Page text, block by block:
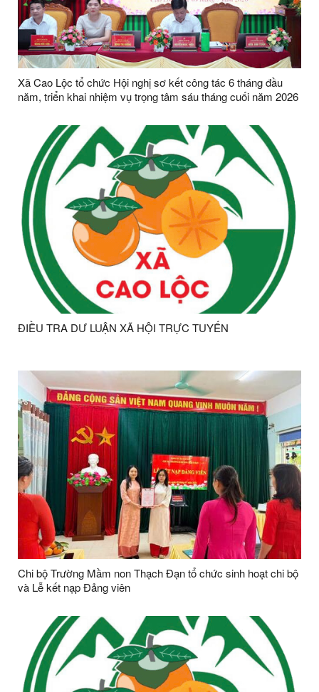
Xã Cao Lộc tổ chức Hội nghị sơ kết công tác 6 tháng đầu
năm, triển khai nhiệm vụ trọng tâm sáu tháng cuối năm 2026
ĐIỀU TRA DƯ LUẬN XÃ HỘI TRỰC TUYẾN
Chi bộ Trường Mầm non Thạch Đạn tổ chức sinh hoạt chi bộ
và Lễ kết nạp Đảng viên